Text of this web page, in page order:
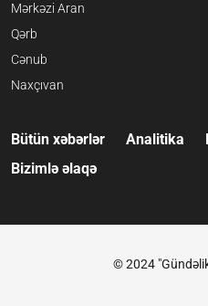
Mərkəzi Aran
Qərb
Cənub
Naxçıvan
Bütün xəbərlər Analitika
Bizimlə əlaqə
© 2024